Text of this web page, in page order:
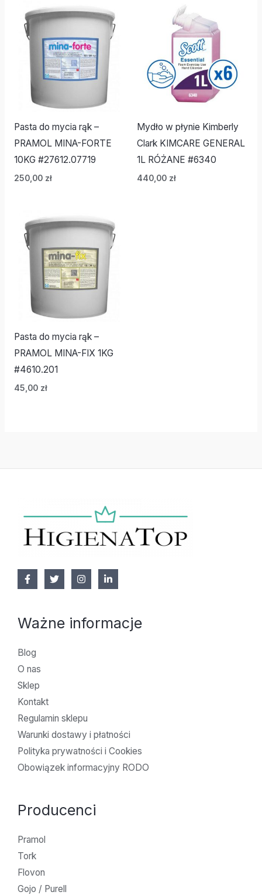
Pasta do mycia rąk –
PRAMOL MINA-FORTE
10KG #27612.07719
250,00 zł
Mydło w płynie Kimberly
Clark KIMCARE GENERAL
1L RÓŻANE #6340
440,00 zł
Pasta do mycia rąk –
PRAMOL MINA-FIX 1KG
#4610.201
45,00 zł
Ważne informacje
Blog
O nas
Sklep
Kontakt
Regulamin sklepu
Warunki dostawy i płatności
Polityka prywatności i Cookies
Obowiązek informacyjny RODO
Producenci
Pramol
Tork
Flovon
Gojo / Purell